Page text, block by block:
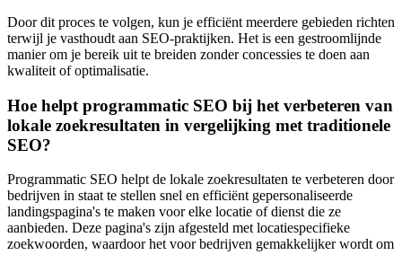
Door dit proces te volgen, kun je efficiënt meerdere gebieden richten
terwijl je vasthoudt aan SEO-praktijken. Het is een gestroomlijnde
manier om je bereik uit te breiden zonder concessies te doen aan
kwaliteit of optimalisatie.
Hoe helpt programmatic SEO bij het verbeteren van
lokale zoekresultaten in vergelijking met traditionele
SEO?
Programmatic SEO helpt de lokale zoekresultaten te verbeteren door
bedrijven in staat te stellen snel en efficiënt gepersonaliseerde
landingspagina's te maken voor elke locatie of dienst die ze
aanbieden. Deze pagina's zijn afgesteld met locatiespecifieke
zoekwoorden, waardoor het voor bedrijven gemakkelijker wordt om